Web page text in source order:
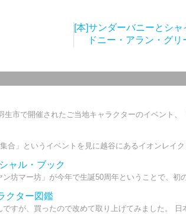
[本]サンダーバニーとシャ
ドニー・アラン・グリ
生市で開催されたご当地キャラクターのイベント、
合」というイベントを見に越谷にあるイオンレイ
ャル・ブック
坊マー坊」が今年で生誕50周年ということで、初
クター図鑑
すが、買ったので改めて取り上げてみました。 日